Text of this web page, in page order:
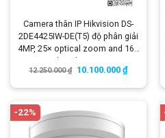
Camera thân IP Hikvision DS-
2DE4425IW-DE(T5) độ phân giải
4MP, 25× optical zoom and 16×
digital zoom
12.250.000₫ 10.100.000₫
-22%